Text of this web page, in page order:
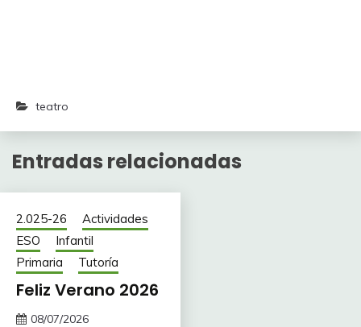
teatro
Entradas relacionadas
2.025-26
Actividades
ESO
Infantil
Primaria
Tutoría
Feliz Verano 2026
08/07/2026